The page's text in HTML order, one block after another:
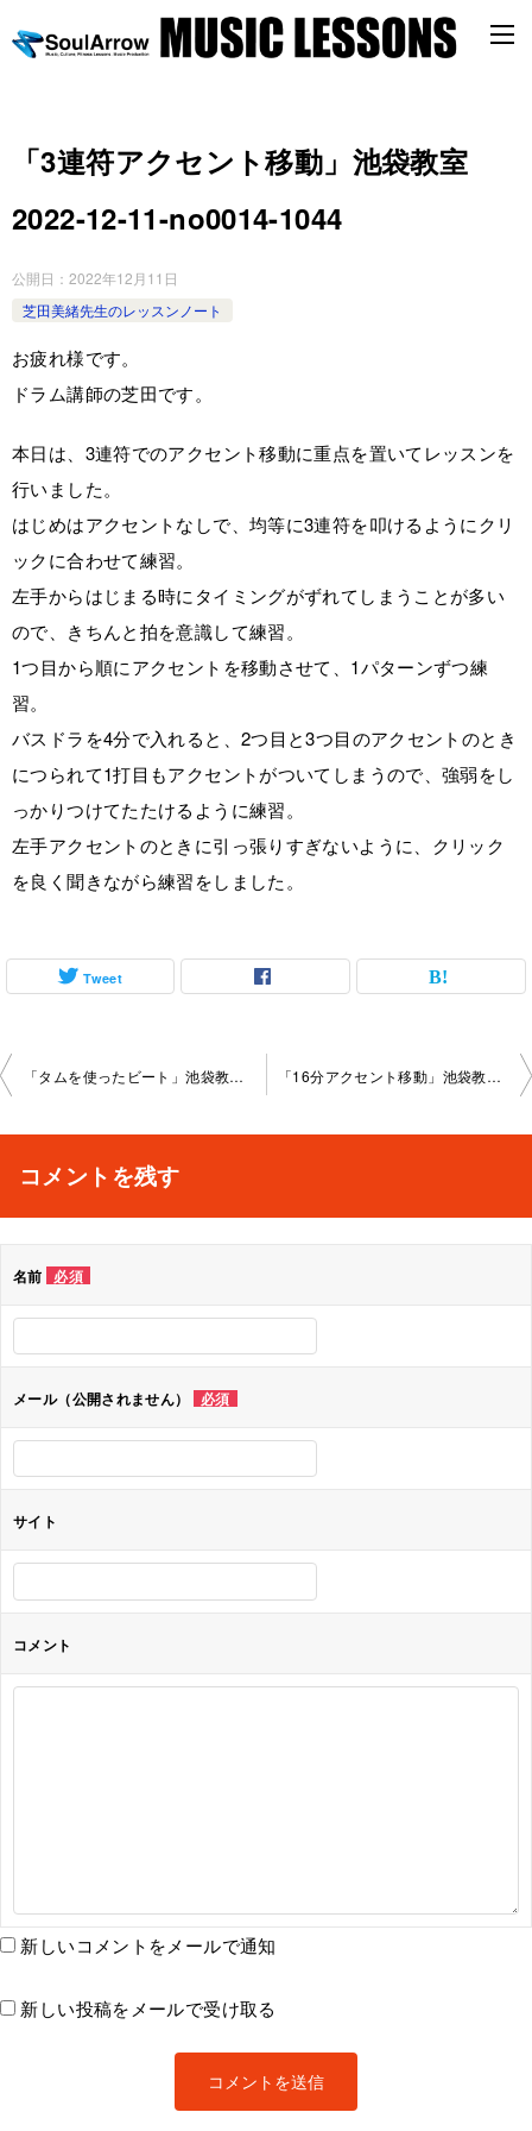
「3連符アクセント移動」池袋教室
2022-12-11-no0014-1044
公開日： 2022年12月11日
芝田美緒先生のレッスンノート
お疲れ様です。
ドラム講師の芝田です。
本日は、3連符でのアクセント移動に重点を置いてレッスンを
行いました。
はじめはアクセントなしで、均等に3連符を叩けるようにクリ
ックに合わせて練習。
左手からはじまる時にタイミングがずれてしまうことが多い
ので、きちんと拍を意識して練習。
1つ目から順にアクセントを移動させて、1パターンずつ練
習。
バスドラを4分で入れると、2つ目と3つ目のアクセントのとき
につられて1打目もアクセントがついてしまうので、強弱をし
っかりつけてたたけるように練習。
左手アクセントのときに引っ張りすぎないように、クリック
を良く聞きながら練習をしました。
Tweet
投
ビ
シ
ョ
ン
「タムを使ったビート」池袋教室2022-11-30-no0014-1041 「16分アクセント移動」池袋教室2022-12-11-no0014-1044
コメントを残す
名前 必須
メール（公開されません） 必須
サイト
コメント
新しいコメントをメールで通知
新しい投稿をメールで受け取る